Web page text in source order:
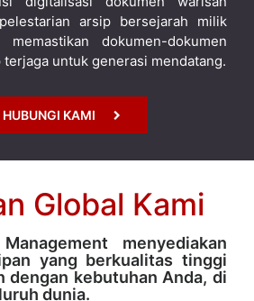
arsip bersejarah milik
dokumen-dokumen
untuk generasi mendatang.
HUBUNGI KAMI
Global Kami
menyediakan
yang berkualitas tinggi
dengan kebutuhan Anda, di
dunia.